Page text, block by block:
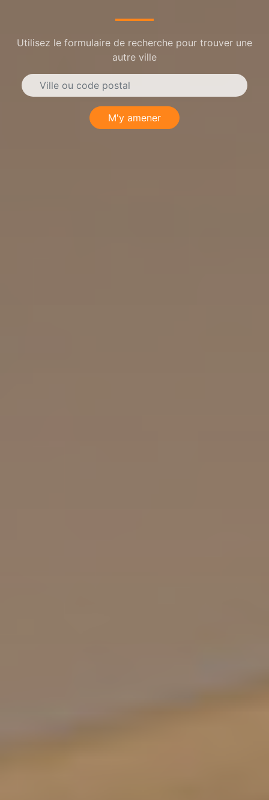
Utilisez le formulaire de recherche pour trouver une
autre ville
M'y amener